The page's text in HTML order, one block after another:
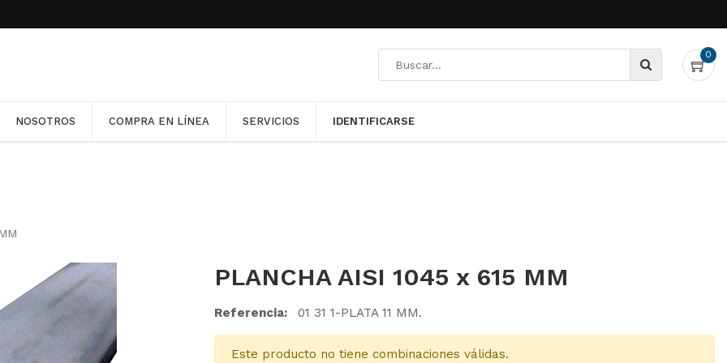
en nuestra Política de Cookies. Para desactivarlas, configure adecuadamente su
0
NOSOTROS COMPRA EN LÍNEA SERVICIOS IDENTIFICARSE
PLANCHA AISI 1045 x 615 MM
Referencia: 01 31 1-PLATA 11 MM.
Este producto no tiene combinaciones válidas.